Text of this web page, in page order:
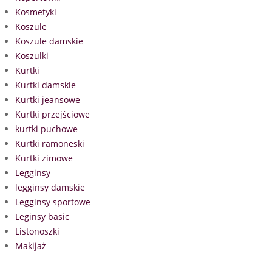
Kosmetyki
Koszule
Koszule damskie
Koszulki
Kurtki
Kurtki damskie
Kurtki jeansowe
Kurtki przejściowe
kurtki puchowe
Kurtki ramoneski
Kurtki zimowe
Legginsy
legginsy damskie
Legginsy sportowe
Leginsy basic
Listonoszki
Makijaż